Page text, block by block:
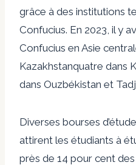
grâce à des institutions
Confucius. En 2023, il y
Confucius en Asie
Kazakhstanquatre dans
dans Ouzbékistan et
Diverses bourses
attirent les étudiants à
près de 14 pour cent